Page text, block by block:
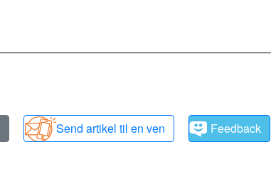
Send artikel til en ven Feedback